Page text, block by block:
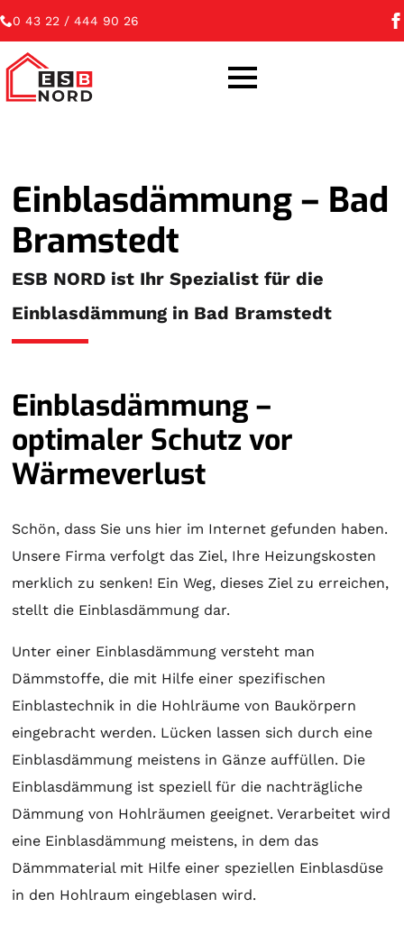
0 43 22 / 444 90 26
Einblasdämmung – Bad
Bramstedt
ESB NORD ist Ihr Spezialist für die
Einblasdämmung in Bad Bramstedt
Einblasdämmung –
optimaler Schutz vor
Wärmeverlust
Schön, dass Sie uns hier im Internet gefunden haben.
Unsere Firma verfolgt das Ziel, Ihre Heizungskosten
merklich zu senken! Ein Weg, dieses Ziel zu erreichen,
stellt die Einblasdämmung dar.
Unter einer Einblasdämmung versteht man
Dämmstoffe, die mit Hilfe einer spezifischen
Einblastechnik in die Hohlräume von Baukörpern
eingebracht werden. Lücken lassen sich durch eine
Einblasdämmung meistens in Gänze auffüllen. Die
Einblasdämmung ist speziell für die nachträgliche
Dämmung von Hohlräumen geeignet. Verarbeitet wird
eine Einblasdämmung meistens, in dem das
Dämmmaterial mit Hilfe einer speziellen Einblasdüse
in den Hohlraum eingeblasen wird.